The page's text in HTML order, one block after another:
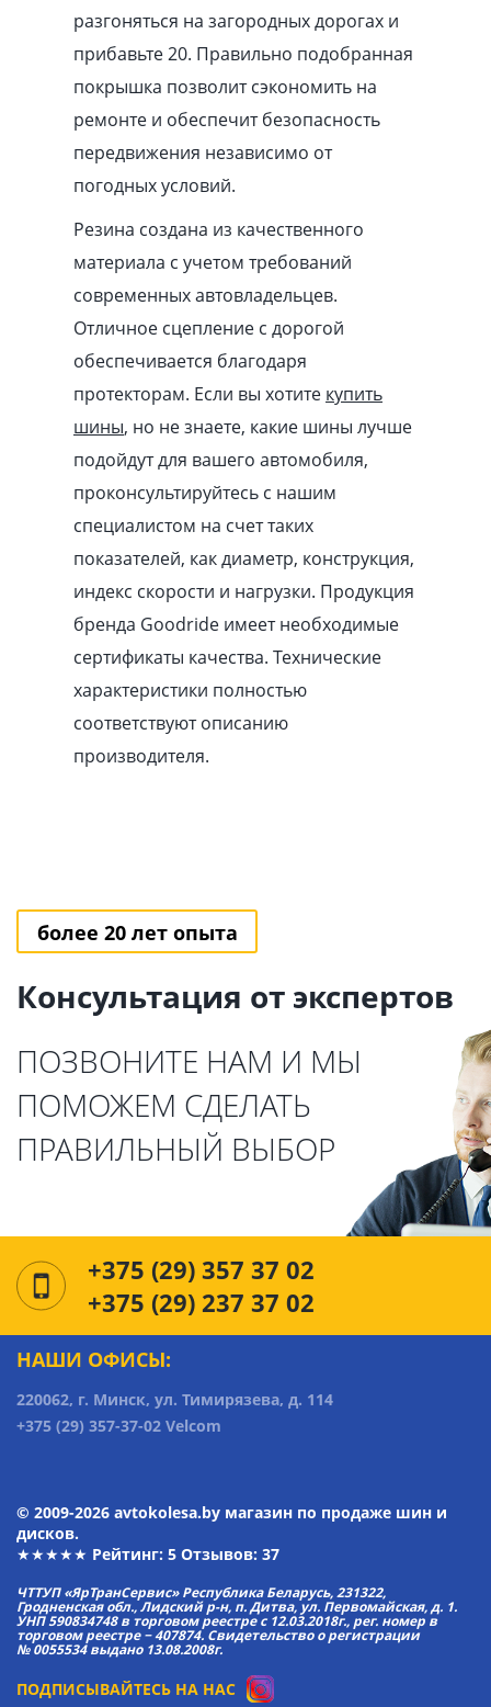
разгоняться на загородных дорогах и
прибавьте 20. Правильно подобранная
покрышка позволит сэкономить на
ремонте и обеспечит безопасность
передвижения независимо от
погодных условий.
Резина создана из качественного
материала с учетом требований
современных автовладельцев.
Отличное сцепление с дорогой
обеспечивается благодаря
протекторам. Если вы хотите купить
шины, но не знаете, какие шины лучше
подойдут для вашего автомобиля,
проконсультируйтесь с нашим
специалистом на счет таких
показателей, как диаметр, конструкция,
индекс скорости и нагрузки. Продукция
бренда Goodride имеет необходимые
сертификаты качества. Технические
характеристики полностью
соответствуют описанию
производителя.
более 20 лет опыта
Консультация от экспертов
ПОЗВОНИТЕ НАМ И МЫ
ПОМОЖЕМ СДЕЛАТЬ
ПРАВИЛЬНЫЙ ВЫБОР
+375 (29) 357 37 02
+375 (29) 237 37 02
НАШИ ОФИСЫ:
220062, г. Минск, ул. Тимирязева, д. 114
+375 (29) 357-37-02 Velcom
© 2009-2026 avtokolesa.by магазин по продаже шин и
дисков.
★★★★★ Рейтинг: 5 Отзывов: 37
ЧТТУП «ЯрТранСервис» Республика Беларусь, 231322,
Гродненская обл., Лидский р-н, п. Дитва, ул. Первомайская, д. 1.
УНП 590834748 в торговом реестре с 12.03.2018г., рег. номер в
торговом реестре − 407874. Свидетельство о регистрации
№ 0055534 выдано 13.08.2008г.
ПОДПИСЫВАЙТЕСЬ НА НАС